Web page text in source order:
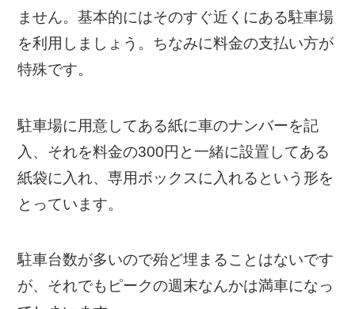
ません。基本的にはそのすぐ近くにある駐車場
を利用しましょう。ちなみに料金の支払い方が
特殊です。
駐車場に用意してある紙に車のナンバーを記
入、それを料金の300円と一緒に設置してある
紙袋に入れ、専用ボックスに入れるという形を
とっています。
駐車台数が多いので殆ど埋まることはないです
が、それでもピークの週末なんかは満車になっ